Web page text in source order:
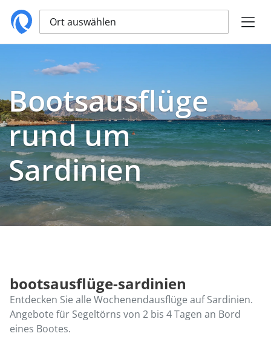
Ort auswählen
Bootsausflüge
rund um
Sardinien
bootsausflüge-sardinien
Entdecken Sie alle Wochenendausflüge auf Sardinien.
Angebote für Segeltörns von 2 bis 4 Tagen an Bord
eines Bootes.